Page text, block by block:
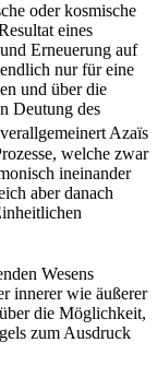
oder kosmische
eines
Erneuerung auf
nur für eine
und über die
Deutung des
Azaïs
welche zwar
ineinander
aber danach
Wesens
innerer wie äußerer
die Möglichkeit,
zum Ausdruck